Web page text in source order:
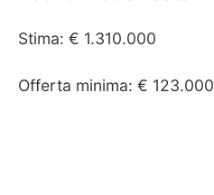
Stima: € 1.310.000
Offerta minima: € 123.000